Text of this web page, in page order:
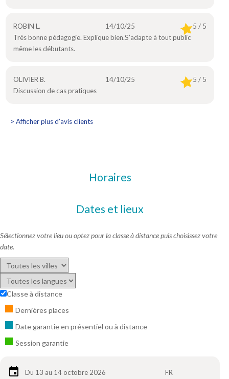
ROBIN L. 14/10/25
5 / 5
Très bonne pédagogie. Explique bien.S’adapte à tout public
même les débutants.
OLIVIER B. 14/10/25
5 / 5
Discussion de cas pratiques
> Afficher plus d’avis clients
Horaires
Dates et lieux
Sélectionnez votre lieu ou optez pour la classe à distance puis choisissez votre
date.
Classe à distance
Dernières places
Date garantie en présentiel ou à distance
Session garantie
Du 13 au 14 octobre 2026
FR